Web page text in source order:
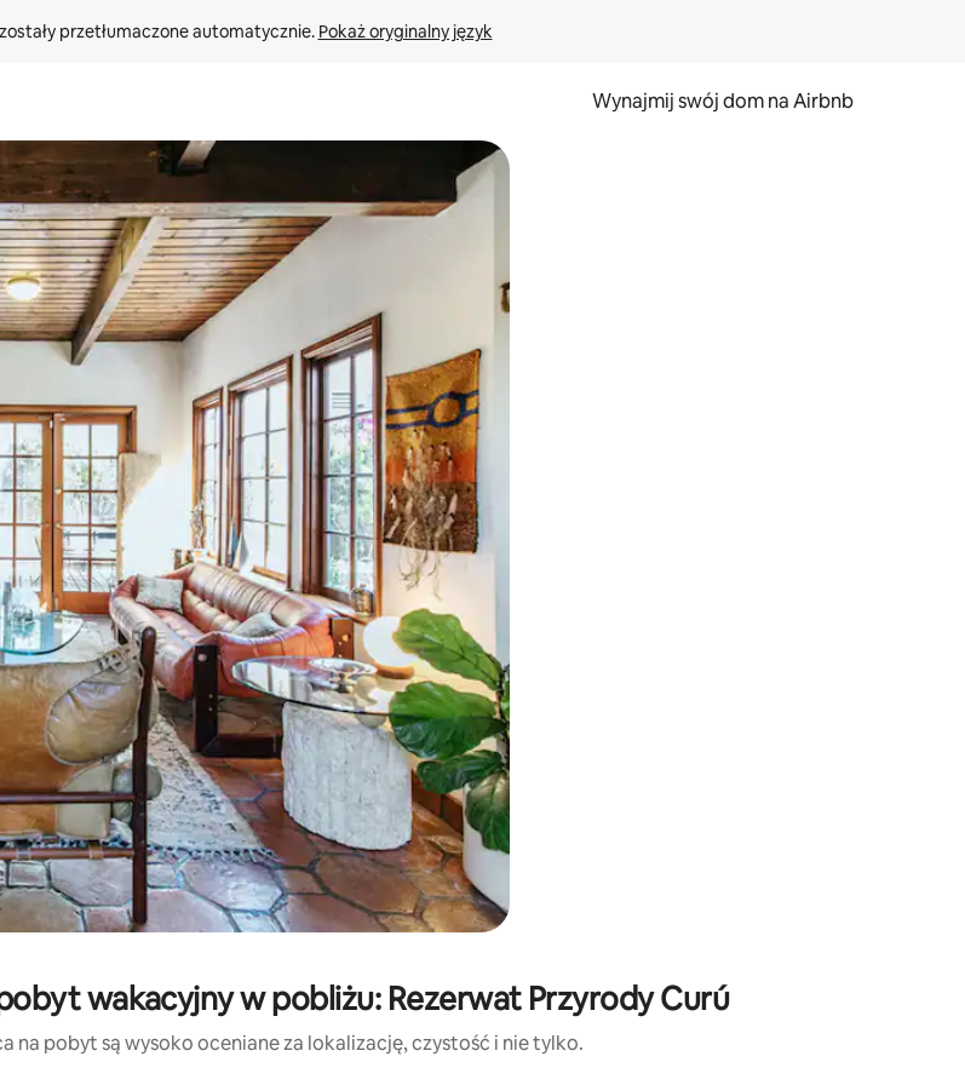
przetłumaczone automatycznie. Pokaż oryginalny język
Wynajmij swój dom na Airbnb
klawiszy strzałek w górę i w dół lub przeglądać je za pomocą gestów dotykowych lub przesuwania.
wakacyjny w pobliżu: Rezerwat Przyrody Curú
na pobyt są wysoko oceniane za lokalizację, czystość i nie tylko.